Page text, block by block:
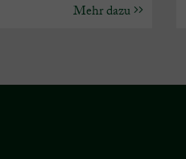
Mehr dazu